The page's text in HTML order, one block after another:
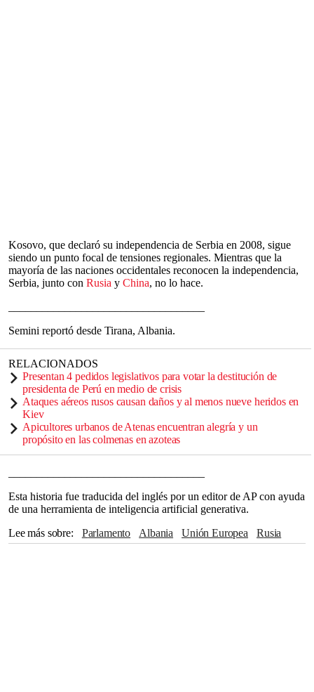
Kosovo, que declaró su independencia de Serbia en 2008, sigue
siendo un punto focal de tensiones regionales. Mientras que la
mayoría de las naciones occidentales reconocen la independencia,
Serbia, junto con Rusia y China, no lo hace.
Semini reportó desde Tirana, Albania.
RELACIONADOS
Presentan 4 pedidos legislativos para votar la destitución de
presidenta de Perú en medio de crisis
Ataques aéreos rusos causan daños y al menos nueve heridos en
Kiev
Apicultores urbanos de Atenas encuentran alegría y un
propósito en las colmenas en azoteas
Esta historia fue traducida del inglés por un editor de AP con ayuda
de una herramienta de inteligencia artificial generativa.
Lee más sobre
Parlamento Albania Unión Europea
Rusia